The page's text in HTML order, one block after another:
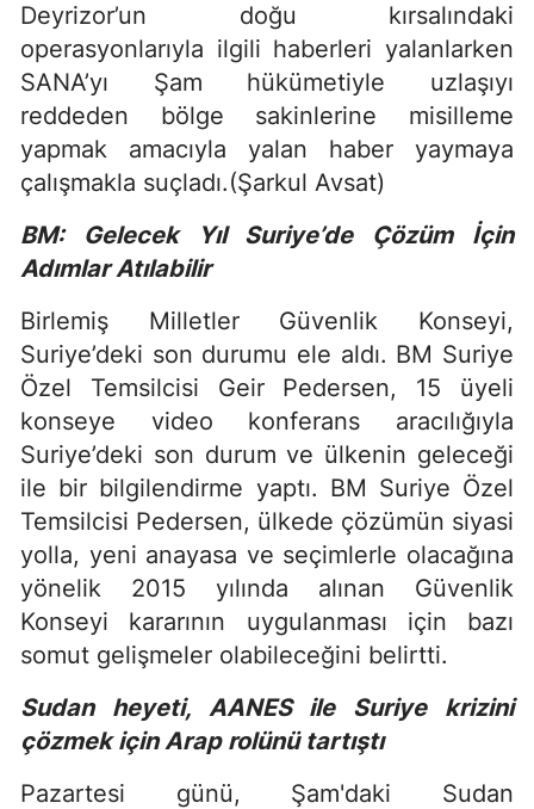
Deyrizor’un doğu kırsalındaki
operasyonlarıyla ilgili haberleri yalanlarken
SANA’yı Şam hükümetiyle uzlaşıyı
reddeden bölge sakinlerine misilleme
yapmak amacıyla yalan haber yaymaya
çalışmakla suçladı.(Şarkul Avsat)
BM: Gelecek Yıl Suriye’de Çözüm İçin
Adımlar Atılabilir
Birlemiş Milletler Güvenlik Konseyi,
Suriye’deki son durumu ele aldı. BM Suriye
Özel Temsilcisi Geir Pedersen, 15 üyeli
konseye video konferans aracılığıyla
Suriye’deki son durum ve ülkenin geleceği
ile bir bilgilendirme yaptı. BM Suriye Özel
Temsilcisi Pedersen, ülkede çözümün siyasi
yolla, yeni anayasa ve seçimlerle olacağına
yönelik 2015 yılında alınan Güvenlik
Konseyi kararının uygulanması için bazı
somut gelişmeler olabileceğini belirtti.
Sudan heyeti, AANES ile Suriye krizini
çözmek için Arap rolünü tartıştı
Pazartesi günü, Şam'daki Sudan